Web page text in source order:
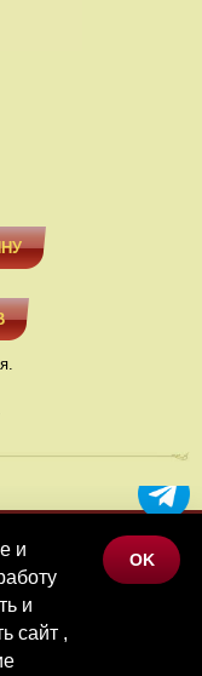
и
и
сайт ,
OK